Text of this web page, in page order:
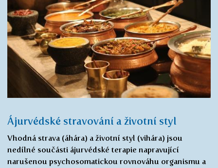
Ájurvédské stravování a životní styl
Vhodná strava (áhára) a životní styl (vihára) jsou
nedílné součásti ájurvédské terapie napravující
narušenou psychosomatickou rovnováhu organismu a